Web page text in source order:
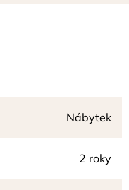
Nábytek
2 roky